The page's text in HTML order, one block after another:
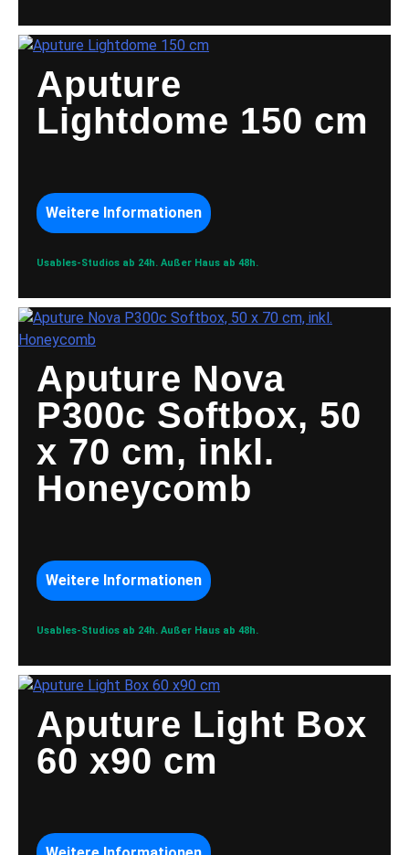
Aputure
Lightdome 150 cm
Weitere Informationen
Usables-Studios ab 24h. Außer Haus ab 48h.
Aputure Nova
P300c Softbox, 50
x 70 cm, inkl.
Honeycomb
Weitere Informationen
Usables-Studios ab 24h. Außer Haus ab 48h.
Aputure Light Box
60 x90 cm